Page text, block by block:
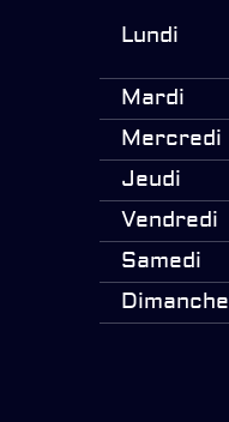
Lundi
Mardi
Mercredi
Jeudi
Vendredi
Samedi
Dimanche